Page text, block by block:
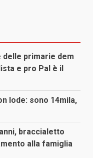
delle primarie dem
e pro Pal è il
lode: sono 14mila,
braccialetto
alla famiglia